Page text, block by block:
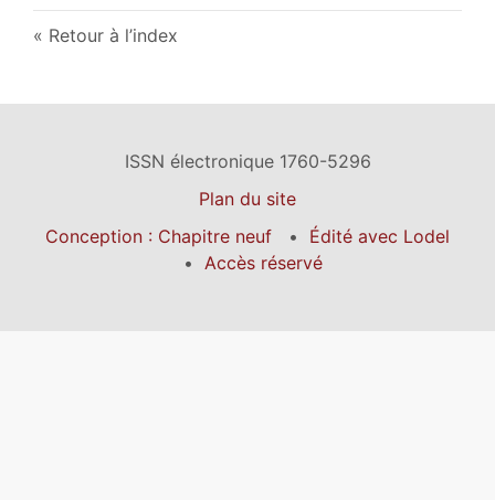
Retour à l’index
ISSN électronique 1760-5296
Plan du site
Conception : Chapitre neuf
Édité avec Lodel
Accès réservé